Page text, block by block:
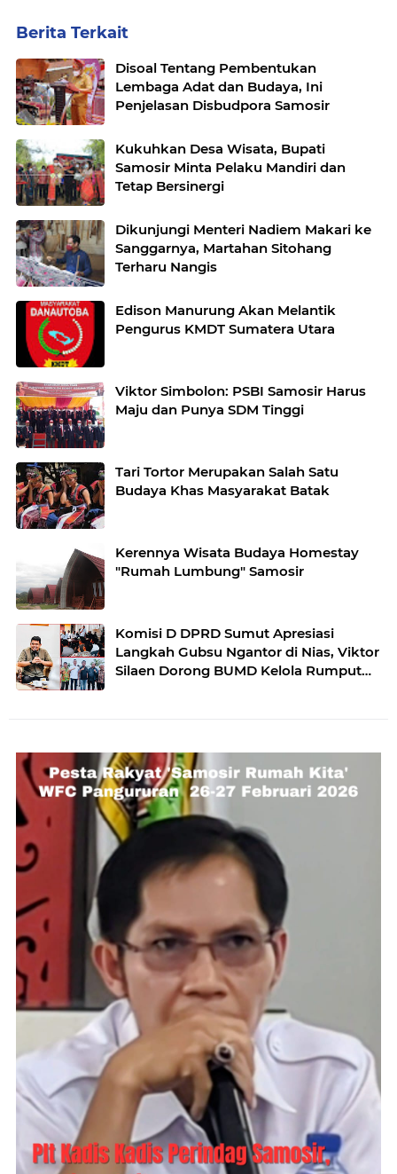
Berita Terkait
Disoal Tentang Pembentukan
Lembaga Adat dan Budaya, Ini
Penjelasan Disbudpora Samosir
Kukuhkan Desa Wisata, Bupati
Samosir Minta Pelaku Mandiri dan
Tetap Bersinergi
Dikunjungi Menteri Nadiem Makari ke
Sanggarnya, Martahan Sitohang
Terharu Nangis
Edison Manurung Akan Melantik
Pengurus KMDT Sumatera Utara
Viktor Simbolon: PSBI Samosir Harus
Maju dan Punya SDM Tinggi
Tari Tortor Merupakan Salah Satu
Budaya Khas Masyarakat Batak
Kerennya Wisata Budaya Homestay
"Rumah Lumbung" Samosir
Komisi D DPRD Sumut Apresiasi
Langkah Gubsu Ngantor di Nias, Viktor
Silaen Dorong BUMD Kelola Rumput